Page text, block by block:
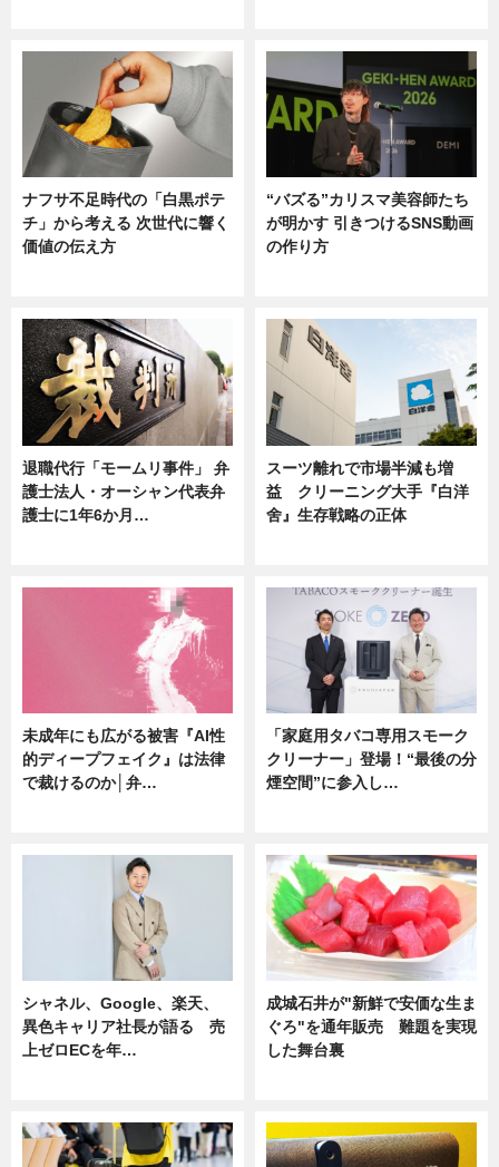
ナフサ不足時代の「白黒ポテ
チ」から考える 次世代に響く
価値の伝え方
“バズる”カリスマ美容師たち
が明かす 引きつけるSNS動画
の作り方
退職代行「モームリ事件」 弁
護士法人・オーシャン代表弁
護士に1年6か月…
スーツ離れで市場半減も増
益 クリーニング大手『白洋
舍』生存戦略の正体
未成年にも広がる被害『AI性
的ディープフェイク』は法律
で裁けるのか│弁…
「家庭用タバコ専用スモーク
クリーナー」登場！“最後の分
煙空間”に参入し…
シャネル、Google、楽天、
異色キャリア社長が語る 売
上ゼロECを年…
成城石井が"新鮮で安価な生ま
ぐろ"を通年販売 難題を実現
した舞台裏